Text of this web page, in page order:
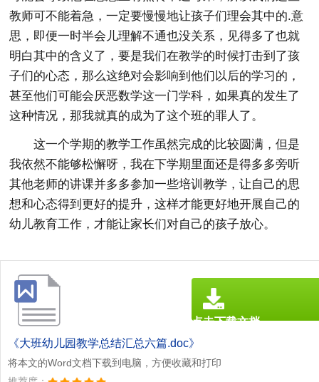
教师可不能着急，一定要慢慢地让孩子们理会其中的.意
思，即便一时半会儿理解不通也没关系，见得多了也就
明白其中的含义了，要是我们在教学的时候打击到了孩
子们的心态，那么这绝对会影响到他们以后的学习的，
甚至他们可能会厌恶数学这一门学科，如果真的发生了
这种情况，那我就真的成为了这个班的罪人了。
这一个学期的教学工作虽然完成的比较圆满，但是
我依然不能够松懈呀，我在下学期里面还是得多多旁听
其他老师的讲课并多多参加一些培训教学，让自己的思
想和心态得到更好的提升，这样才能更好地开展自己的
幼儿教育工作，才能让家长们对自己的孩子放心。
《大班幼儿园教学总结汇总六篇.doc》
将本文的Word文档下载到电脑，方便收藏和打印
点击下载文档
文档为doc格式